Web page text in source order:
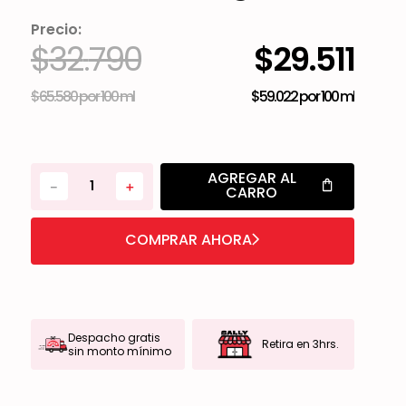
Precio:
$32.790 $29.511
$65.580por100 ml $59.022por100 ml
＋
－ AGREGAR AL
CARRO
COMPRAR AHORA
Despacho gratis
sin monto mínimo
Retira en 3hrs.